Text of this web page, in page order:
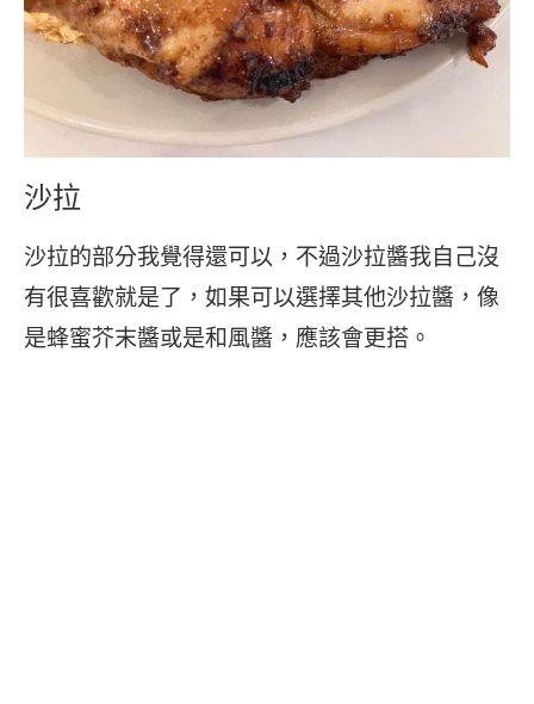
沙拉
沙拉的部分我覺得還可以，不過沙拉醬我自己沒
有很喜歡就是了，如果可以選擇其他沙拉醬，像
是蜂蜜芥末醬或是和風醬，應該會更搭。